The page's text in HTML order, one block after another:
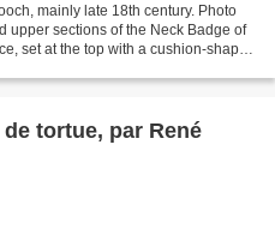
mainly late 18th century. Photo
upper sections of the Neck Badge of
set at the top with a cushion-shaped
tortue, par René